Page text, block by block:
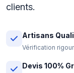
clients.
Artisans
Vérification
Devis 100%